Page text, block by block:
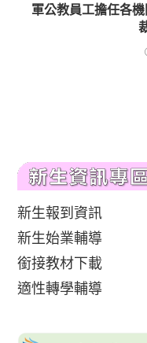
軍公教員工擔任各
新生報到資訊
新生始業輔導
銜接教材下載
適性轉學輔導